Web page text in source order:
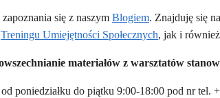
się z naszym Blogiem. Znajduję się
Treningu Umiejętności Społecznych, jak i
materiałów z warsztatów
poniedziałku do piątku 9:00-18:00 pod nr tel.